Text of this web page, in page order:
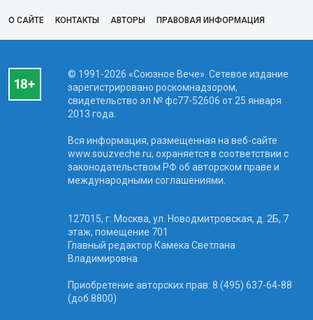
О САЙТЕ КОНТАКТЫ АВТОРЫ ПРАВОВАЯ ИНФОРМАЦИЯ
© 1991-2026 «Союзное Вече». Сетевое издание
зарегистрировано роскомнадзором,
свидетельство эл № фc77-52606 от 25 января
2013 года.
Вся информация, размещенная на веб-сайте
www.souzveche.ru, охраняется в соответствии с
законодательством РФ об авторском праве и
международными соглашениями.
127015, г. Москва, ул. Новодмитровская, д. 2Б, 7
этаж, помещение 701
Главный редактор Камека Светлана
Владимировна
Приобретение авторских прав: 8 (495) 637-64-88
(доб.8800)